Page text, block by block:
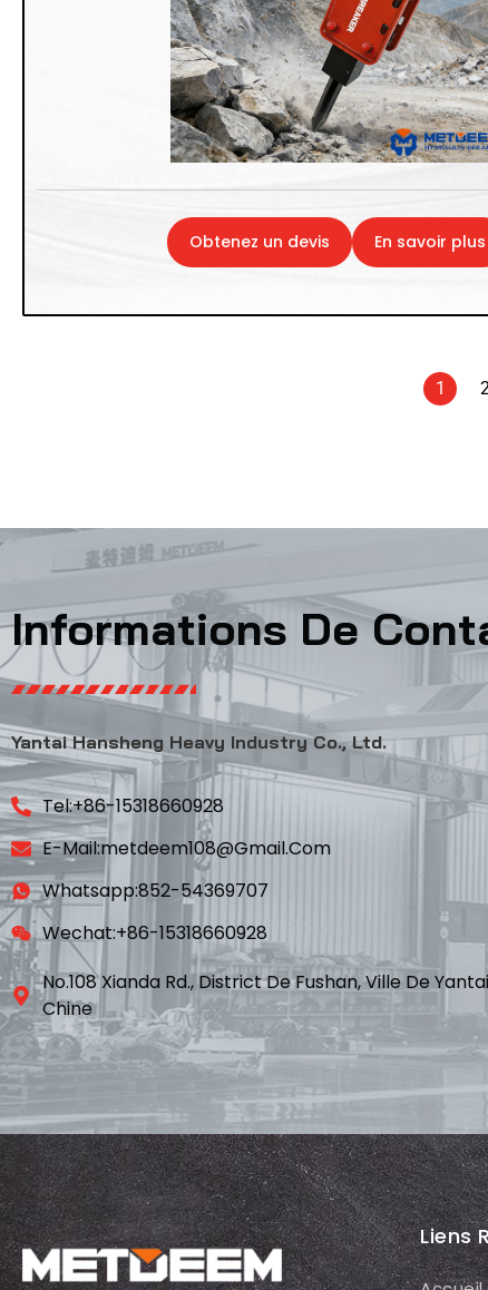
Obtenez un devis En savoir plus
1
Informations De
Yantai Hansheng Heavy Industry Co., Ltd.
Tel:+86-15318660928
E-Mail:metdeem108@gmail.com
Whatsapp:852-54369707
Wechat:+86-15318660928
No.108 Xianda Rd., District De Fushan, Ville De
Chine
Liens